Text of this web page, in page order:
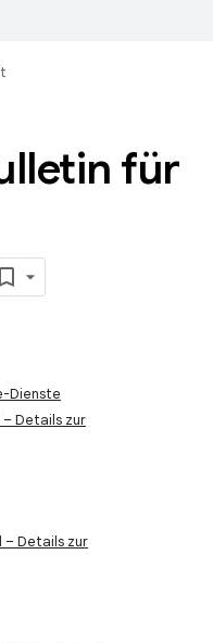
für
Dienste
Details zur
Details zur